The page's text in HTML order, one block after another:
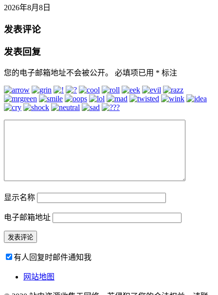
2026年8月8日
发表评论
发表回复
您的电子邮箱地址不会被公开。 必填项已用 * 标注
显示名称
电子邮箱地址
有人回复时邮件通知我
网站地图